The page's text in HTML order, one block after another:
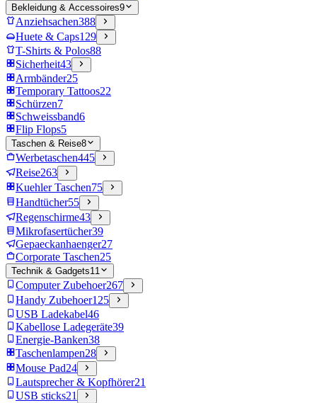
Bekleidung & Accessoires9
Anziehsachen388
Huete & Caps129
T-Shirts & Polos88
Sicherheit43
Armbänder25
Temporary Tattoos22
Schürzen7
Schweissband6
Flip Flops5
Taschen & Reise8
Werbetaschen445
Reise263
Kuehler Taschen75
Handtücher55
Regenschirme43
Mikrofasertücher39
Gepaeckanhaenger27
Corporate Taschen25
Technik & Gadgets11
Computer Zubehoer267
Handy Zubehoer125
USB Ladekabel46
Kabellose Ladegeräte39
Energie-Banken38
Taschenlampen28
Mouse Pad24
Lautsprecher & Kopfhörer21
USB sticks21